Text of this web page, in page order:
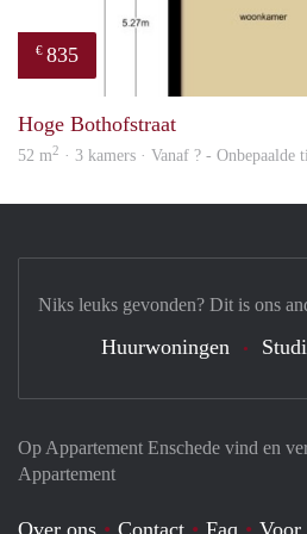
€ 835
Hoge Bothofstraat
52 m2 · 3 kamers · Vanaf ? - Onbepaalde
Op Appartement Enschede vind en
Appartement
Over ons Contact Faq Voor
Niks leuks gevonden? Dit is ons
Huurwoningen